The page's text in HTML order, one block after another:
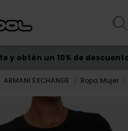
GRATIS desde 50€
y obtén un 10% de
ARMANI EXCHANGE Ropa Mujer